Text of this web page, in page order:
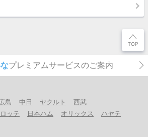
プレミアムサービスのご案内
島 中日 ヤクルト
西武
ロッテ 日本ハム オリックス
ハヤテ